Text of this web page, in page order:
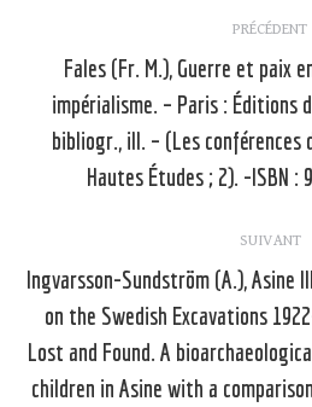
article
PRÉCÉDENT
:
Fales (Fr. M.), Guerre et paix
impérialisme. – Paris : Éditions
bibliogr., ill. – (Les conférences
Hautes Études ; 2). -ISBN :
SUIVANT
Ingvarsson-Sundström (A.), Asine
on the Swedish Excavations
Lost and Found. A
children in Asine with a